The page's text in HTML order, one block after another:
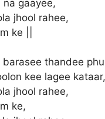
na gaayee,
jhool rahee,
ke ||
barasee thandee
kee lagee kataar,
jhool rahee,
ke,